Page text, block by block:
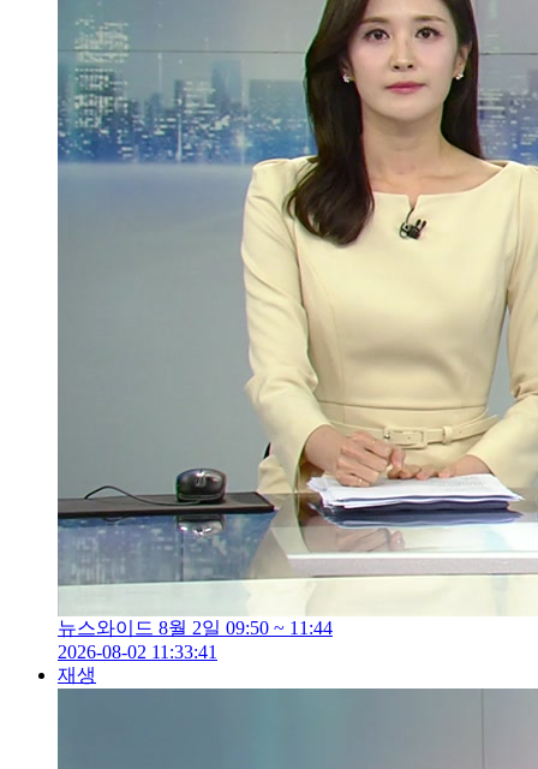
뉴스와이드 8월 2일 09:50 ~ 11:44
2026-08-02 11:33:41
재생